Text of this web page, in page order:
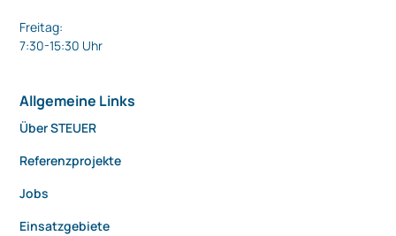
Freitag:
7:30-15:30 Uhr
Allgemeine Links
Über STEUER
Referenzprojekte
Jobs
Einsatzgebiete